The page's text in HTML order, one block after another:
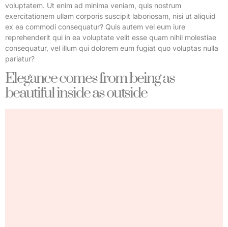
voluptatem. Ut enim ad minima veniam, quis nostrum
exercitationem ullam corporis suscipit laboriosam, nisi ut aliquid
ex ea commodi consequatur? Quis autem vel eum iure
reprehenderit qui in ea voluptate velit esse quam nihil molestiae
consequatur, vel illum qui dolorem eum fugiat quo voluptas nulla
pariatur?
Elegance comes from being as
beautiful inside as outside